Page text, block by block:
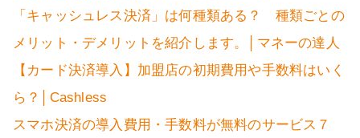
「キャッシュレス決済」は何種類ある？ 種類ごとの
メリット・デメリットを紹介します。│マネーの達人
【カード決済導入】加盟店の初期費用や手数料はいく
ら？│Cashless
スマホ決済の導入費用・手数料が無料のサービス７